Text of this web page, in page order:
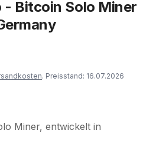
- Bitcoin Solo Miner
. Preisstand: 16.07.2026
Miner, entwickelt in